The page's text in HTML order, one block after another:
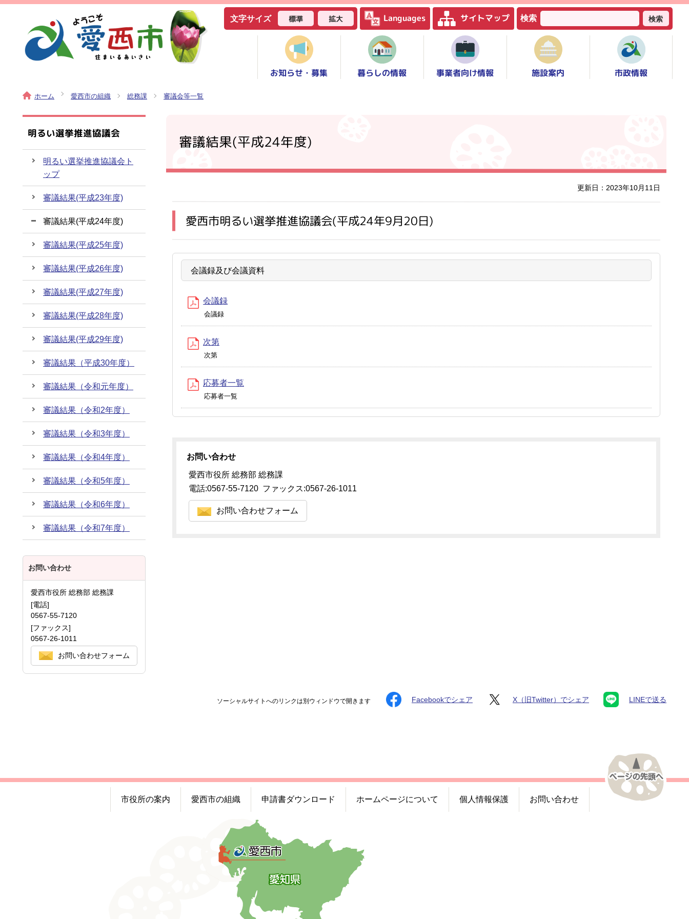
文字サイズ 標準 拡大 Languages サイトマップ 検索 検索
お知らせ・募集 暮らしの情報 事業者向け情報 施設案内 市政情報
ホーム 愛西市の組織 総務課 審議会等一覧
審議結果(平成24年度)
更新日：2023年10月11日
愛西市明るい選挙推進協議会(平成24年9月20日)
会議録及び会議資料
会議録
会議録
次第
次第
応募者一覧
応募者一覧
お問い合わせ
愛西市役所 総務部 総務課
電話:0567-55-7120 ファックス:0567-26-1011
お問い合わせフォーム
明るい選挙推進協議会
明るい選挙推進協議会ト
ップ
審議結果(平成23年度)
審議結果(平成24年度)
審議結果(平成25年度)
審議結果(平成26年度)
審議結果(平成27年度)
審議結果(平成28年度)
審議結果(平成29年度)
審議結果（平成30年度）
審議結果（令和元年度）
審議結果（令和2年度）
審議結果（令和3年度）
審議結果（令和4年度）
審議結果（令和5年度）
審議結果（令和6年度）
審議結果（令和7年度）
お問い合わせ
愛西市役所 総務部 総務課
[電話]
0567-55-7120
[ファックス]
0567-26-1011
お問い合わせフォーム
ソーシャルサイトへのリンクは別ウィンドウで開きます Facebookでシェア X（旧Twitter）でシェア LINEで送る
市役所の案内 愛西市の組織 申請書ダウンロード ホームページについて 個人情報保護 お問い合わせ